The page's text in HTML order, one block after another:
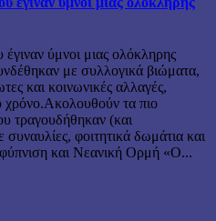
ύμνοι μιας ολόκληρης
με συλλογικά βιώματα,
και κοινωνικές αλλαγές,
χρόνο.Ακολουθούν τα πιο
τραγουδήθηκαν (και
φοιτητικά δωμάτια και
και Νεανική Ορμή «Ο...